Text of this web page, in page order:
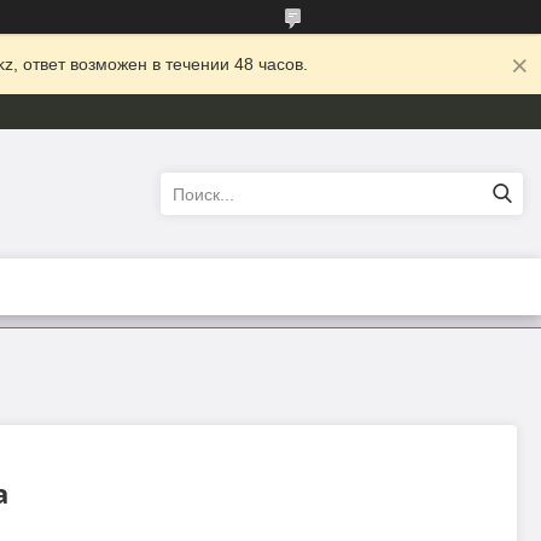
ответ возможен в течении 48 часов.